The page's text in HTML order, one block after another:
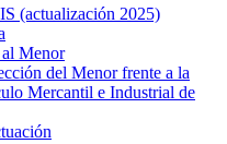
(actualización 2025)
Menor
del Menor frente a la
Mercantil e Industrial de